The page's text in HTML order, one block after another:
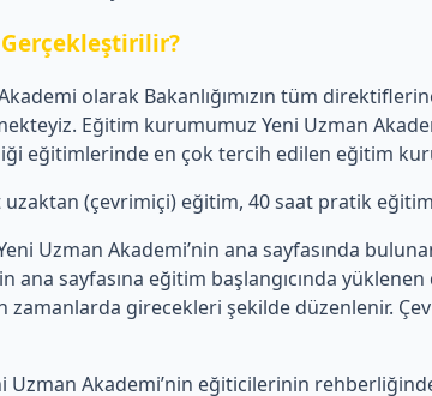
olarak Bakanlığımızın tüm
Eğitim kurumumuz Yeni Uzman
eğitimlerinde en çok tercih edilen eğitim
uzaktan (çevrimiçi) eğitim, 40 saat pratik
Uzman Akademi’nin ana sayfasında
sayfasına eğitim başlangıcında
zamanlarda girecekleri şekilde düzenlenir.
Uzman Akademi’nin eğiticilerinin